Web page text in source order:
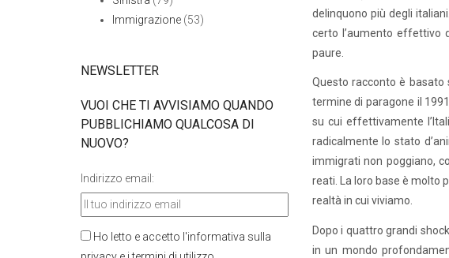
delinquono più degli
certo l’aumento effettivo
paure.
Questo racconto è
termine di paragone il
su cui effettivamente
radicalmente lo stato
immigrati non poggiano,
reati. La loro base è molto
realtà in cui viviamo.
Dopo i quattro grandi
in un mondo
Immigrazione (53)
NEWSLETTER
VUOI CHE TI AVVISIAMO QUANDO
PUBBLICHIAMO QUALCOSA DI
NUOVO?
Indirizzo email:
Ho letto e accetto l'informativa sulla